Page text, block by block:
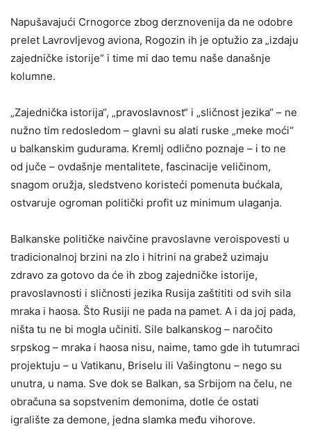
Napušavajući Crnogorce zbog derznovenija da ne odobre
prelet Lavrovljevog aviona, Rogozin ih je optužio za „izdaju
zajedničke istorije“ i time mi dao temu naše današnje
kolumne.
„Zajednička istorija“, „pravoslavnost“ i „sličnost jezika“ – ne
nužno tim redosledom – glavni su alati ruske „meke moći“
u balkanskim gudurama. Kremlj odlično poznaje – i to ne
od juče – ovdašnje mentalitete, fascinacije veličinom,
snagom oružja, sledstveno koristeći pomenuta bućkala,
ostvaruje ogroman politički profit uz minimum ulaganja.
Balkanske političke naivčine pravoslavne veroispovesti u
tradicionalnoj brzini na zlo i hitrini na grabež uzimaju
zdravo za gotovo da će ih zbog zajedničke istorije,
pravoslavnosti i sličnosti jezika Rusija zaštititi od svih sila
mraka i haosa. Što Rusiji ne pada na pamet. A i da joj pada,
ništa tu ne bi mogla učiniti. Sile balkanskog – naročito
srpskog – mraka i haosa nisu, naime, tamo gde ih tutumraci
projektuju – u Vatikanu, Briselu ili Vašingtonu – nego su
unutra, u nama. Sve dok se Balkan, sa Srbijom na čelu, ne
obračuna sa sopstvenim demonima, dotle će ostati
igralište za demone, jedna slamka među vihorove.